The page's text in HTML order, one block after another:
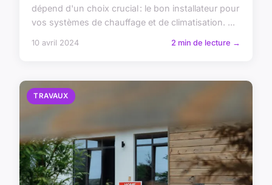
dépend d'un choix crucial : le bon installateur pour
vos systèmes de chauffage et de climatisation. ...
10 avril 2024 2 min de lecture →
TRAVAUX